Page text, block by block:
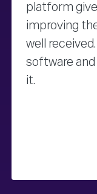
platform
improving
well
software
it.